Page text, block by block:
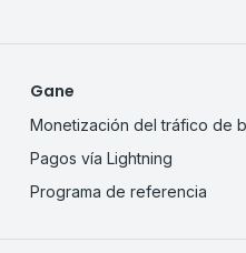
Gane
Monetización del tráfico de
Pagos vía Lightning
Programa de referencia